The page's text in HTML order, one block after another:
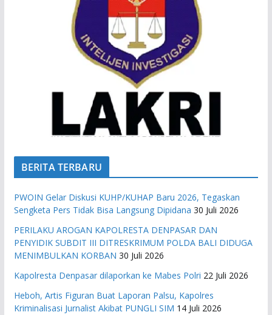
BERITA TERBARU
PWOIN Gelar Diskusi KUHP/KUHAP Baru 2026, Tegaskan
Sengketa Pers Tidak Bisa Langsung Dipidana 30 Juli 2026
PERILAKU AROGAN KAPOLRESTA DENPASAR DAN
PENYIDIK SUBDIT III DITRESKRIMUM POLDA BALI DIDUGA
MENIMBULKAN KORBAN 30 Juli 2026
Kapolresta Denpasar dilaporkan ke Mabes Polri 22 Juli 2026
Heboh, Artis Figuran Buat Laporan Palsu, Kapolres
Kriminalisasi Jurnalist Akibat PUNGLI SIM 14 Juli 2026